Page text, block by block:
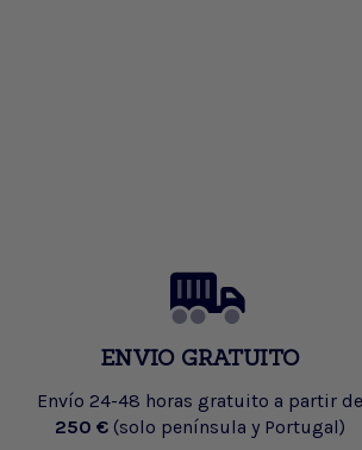
ENVIO GRATUITO
Envío 24-48 horas gratuito a partir de
250 € (solo península y Portugal)